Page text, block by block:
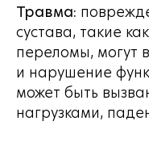
Травма:
сустава, такие
переломы, могут
и нарушение
может быть
нагрузками,